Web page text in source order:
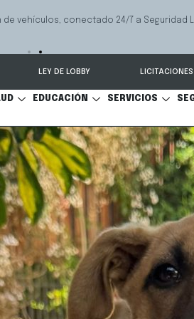
vehículos, conectado 24/7 a Seguridad
LEY DE LOBBY LICITACIONES
EDUCACIÓN SERVICIOS